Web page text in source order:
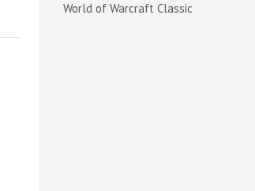
World of Warcraft Classic